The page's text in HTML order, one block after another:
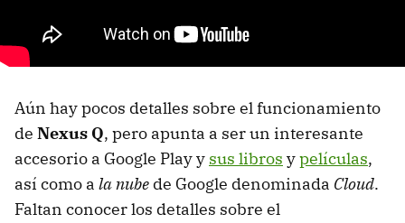
Aún hay pocos detalles sobre el funcionamiento
de Nexus Q, pero apunta a ser un interesante
accesorio a Google Play y sus libros ypelículas,
así como a la nube de Google denominada Cloud.
Faltan conocer los detalles sobre el